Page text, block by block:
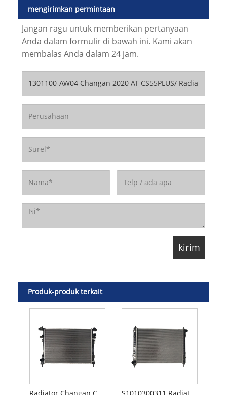
mengirimkan permintaan
Jangan ragu untuk memberikan pertanyaan
Anda dalam formulir di bawah ini. Kami akan
membalas Anda dalam 24 jam.
Produk-produk terkait